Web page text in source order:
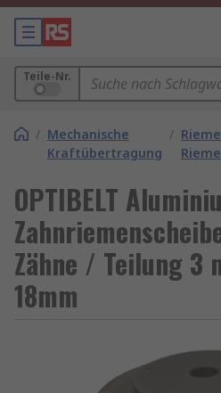
Teile-Nr.
/ Mechanische
Kraftübertragung
/
OPTIBELT
Zähne / Teilung 3
18mm